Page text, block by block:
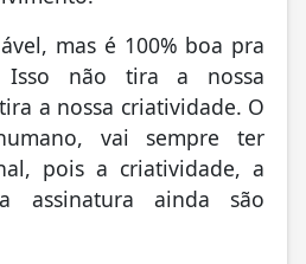
mas é 100% boa pra
não tira a nossa
a nossa criatividade. O
vai sempre ter
pois a criatividade, a
assinatura ainda são